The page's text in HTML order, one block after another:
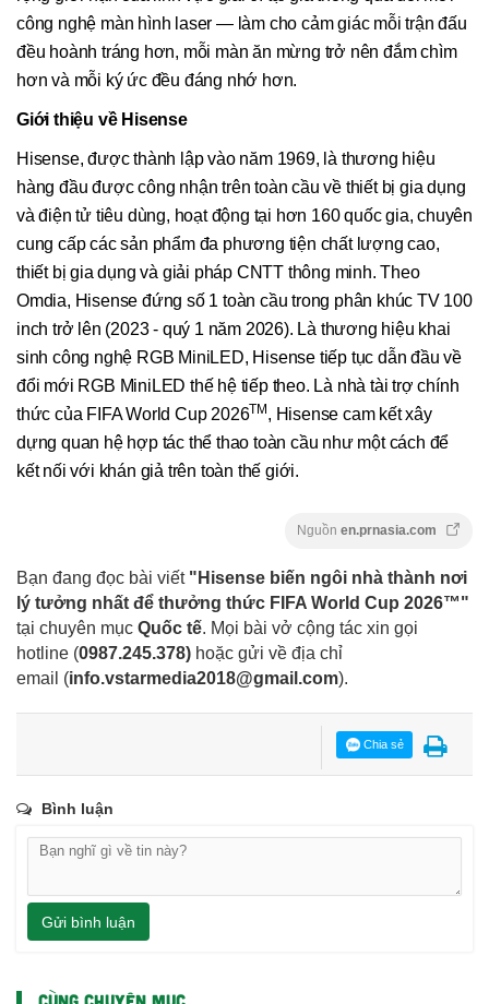
công nghệ màn hình laser — làm cho cảm giác mỗi trận đấu
đều hoành tráng hơn, mỗi màn ăn mừng trở nên đắm chìm
hơn và mỗi ký ức đều đáng nhớ hơn.
Giới thiệu về Hisense
Hisense, được thành lập vào năm 1969, là thương hiệu
hàng đầu được công nhận trên toàn cầu về thiết bị gia dụng
và điện tử tiêu dùng, hoạt động tại hơn 160 quốc gia, chuyên
cung cấp các sản phẩm đa phương tiện chất lượng cao,
thiết bị gia dụng và giải pháp CNTT thông minh. Theo
Omdia, Hisense đứng số 1 toàn cầu trong phân khúc TV 100
inch trở lên (2023 - quý 1 năm 2026). Là thương hiệu khai
sinh công nghệ RGB MiniLED, Hisense tiếp tục dẫn đầu về
đổi mới RGB MiniLED thế hệ tiếp theo. Là nhà tài trợ chính
thức của FIFA World Cup 2026TM , Hisense cam kết xây
dựng quan hệ hợp tác thể thao toàn cầu như một cách để
kết nối với khán giả trên toàn thế giới.
Nguồn en.prnasia.com
Bạn đang đọc bài viết "Hisense biến ngôi nhà thành nơi
lý tưởng nhất để thưởng thức FIFA World Cup 2026™"
tại chuyên mục Quốc tế. Mọi bài vở cộng tác xin gọi
hotline (0987.245.378) hoặc gửi về địa chỉ
email (info.vstarmedia2018@gmail.com).
Chia sẻ
Bình luận
Gửi bình luận